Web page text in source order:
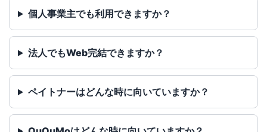
個人事業主でも利用できますか？
法人でもWeb完結できますか？
ペイトナーはどんな時に向いていますか？